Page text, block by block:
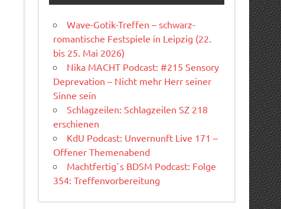
Wave-Gotik-Treffen – schwarz-
romantische Festspiele in Leipzig (22.
bis 25. Mai 2026)
Nika MACHT Podcast: #215 Sensory
Deprevation – Nicht mehr Herr seiner
Sinne sein
Schlagzeilen: Schlagzeilen SZ 218
erschienen
KdU Podcast: Unvernunft Live 171 –
Offener Themenabend
Machtfertig`s BDSM Podcast: Folge
354: Treffenvorbereitung